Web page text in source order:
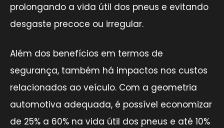
prolongando a vida útil dos pneus e evitando
desgaste precoce ou irregular.
Além dos benefícios em termos de
segurança, também há impactos nos custos
relacionados ao veículo. Com a geometria
automotiva adequada, é possível economizar
de 25% a 60% na vida útil dos pneus e até 10%